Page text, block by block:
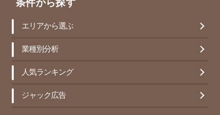
条件から探す
エリアから選ぶ
業種別分析
人気ランキング
ジャック広告